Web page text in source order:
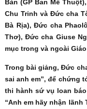
Bản (GP Ban Mê
Chu Trinh và Đức cha
Bà Rịa), Đức cha
Thơ), Đức cha Giuse
mục trong và ngoài
Trong bài giảng, Đức
sai anh em”, để chứng
thi hành sứ vụ loan
“Anh em hãy nhận